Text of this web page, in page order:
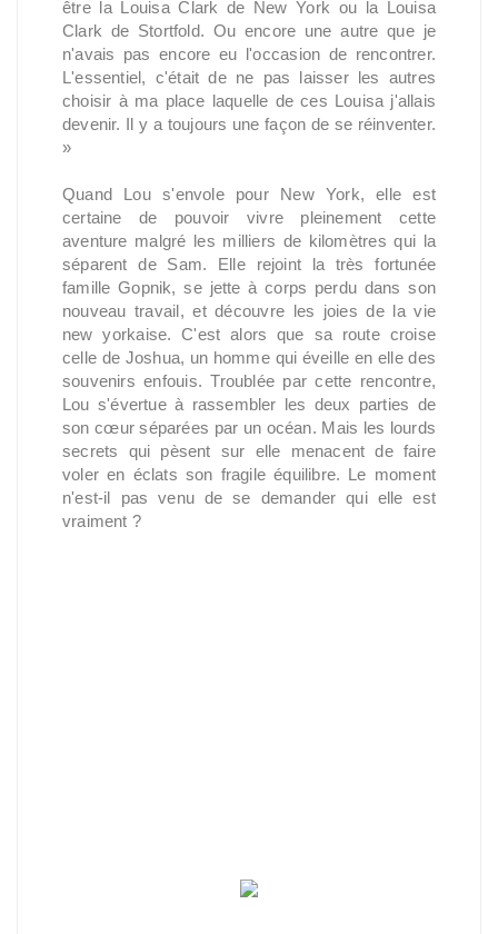
être la Louisa Clark de New York ou la Louisa
Clark de Stortfold. Ou encore une autre que je
n'avais pas encore eu l'occasion de rencontrer.
L'essentiel, c'était de ne pas laisser les autres
choisir à ma place laquelle de ces Louisa j'allais
devenir. Il y a toujours une façon de se réinventer.
»
Quand Lou s'envole pour New York, elle est
certaine de pouvoir vivre pleinement cette
aventure malgré les milliers de kilomètres qui la
séparent de Sam. Elle rejoint la très fortunée
famille Gopnik, se jette à corps perdu dans son
nouveau travail, et découvre les joies de la vie
new yorkaise. C'est alors que sa route croise
celle de Joshua, un homme qui éveille en elle des
souvenirs enfouis. Troublée par cette rencontre,
Lou s'évertue à rassembler les deux parties de
son cœur séparées par un océan. Mais les lourds
secrets qui pèsent sur elle menacent de faire
voler en éclats son fragile équilibre. Le moment
n'est-il pas venu de se demander qui elle est
vraiment ?